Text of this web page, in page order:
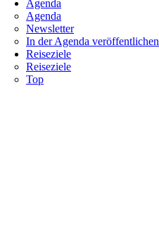
Agenda
Agenda
Newsletter
In der Agenda veröffentlichen
Reiseziele
Reiseziele
Top